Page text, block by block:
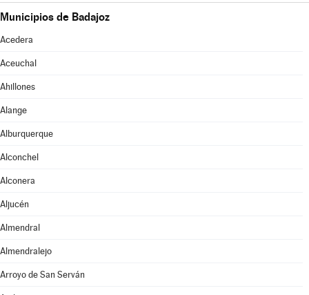
Municipios de Badajoz
Acedera
Aceuchal
Ahillones
Alange
Alburquerque
Alconchel
Alconera
Aljucén
Almendral
Almendralejo
Arroyo de San Serván